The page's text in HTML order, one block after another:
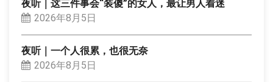
夜听｜这三件事会“装傻”的女人，最让男人着迷
2026年8月5日
夜听｜一个人很累，也很无奈
2026年8月5日